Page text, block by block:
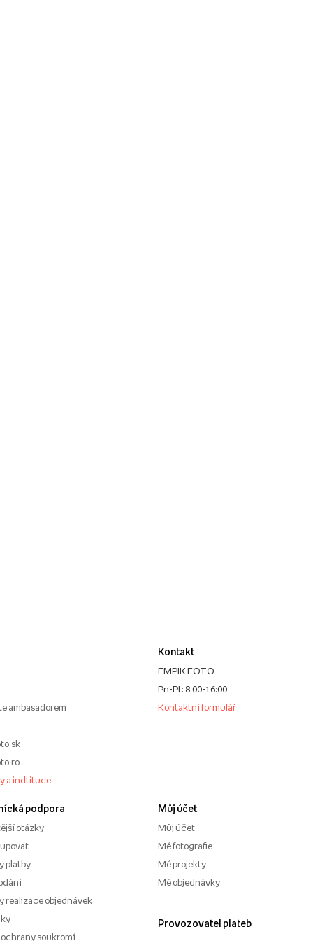
ambasadorem
a indtituce
podpora
otázky
platby
realizace objednávek
ochrany soukromí
Kontakt
EMPIK FOTO
Pn-Pt: 8:00-16:00
Kontaktní formulář
Můj účet
Můj účet
Mé fotografie
Mé projekty
Mé objednávky
Provozovatel plateb